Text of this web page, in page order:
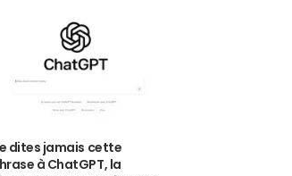
dites jamais cette
à ChatGPT, la